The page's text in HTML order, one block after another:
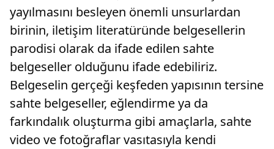
yayılmasını besleyen önemli unsurlardan
birinin, iletişim literatüründe belgesellerin
parodisi olarak da ifade edilen sahte
belgeseller olduğunu ifade edebiliriz.
Belgeselin gerçeği keşfeden yapısının tersine
sahte belgeseller, eğlendirme ya da
farkındalık oluşturma gibi amaçlarla, sahte
video ve fotoğraflar vasıtasıyla kendi